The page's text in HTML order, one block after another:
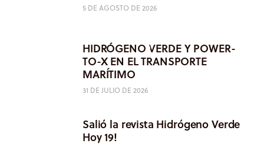
5 DE AGOSTO DE 2026
HIDRÓGENO VERDE Y POWER-
TO-X EN EL TRANSPORTE
MARÍTIMO
31 DE JULIO DE 2026
Salió la revista Hidrógeno Verde
Hoy 19!